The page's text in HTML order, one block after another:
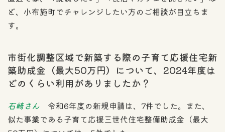
ど、小布施町でチャレンジしたい方のご相談が目立ちま
す。
市街化調整区域で新築する際の子育て応援住宅新
築助成金（最大50万円）について、2024年度は
どのくらい利用がありましたか？
石﨑さん 令和6年度の新規申請は、7件でした。また、
似た事業である子育て応援三世代住宅整備助成金（最大